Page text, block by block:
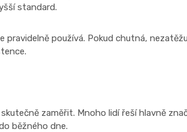
standard.
pravidelně používá. Pokud chutná,
zaměřit. Mnoho lidí řeší hlavně
běžného dne.